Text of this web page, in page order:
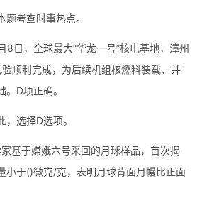
题考查时事热点。
8日，全球最大“华龙一号”核电基地，漳州
顺利完成，为后续机组核燃料装载、并
D项正确。
选择D选项。
基于嫦娥六号采回的月球样品，首次揭
小于()微克/克，表明月球背面月幔比正面